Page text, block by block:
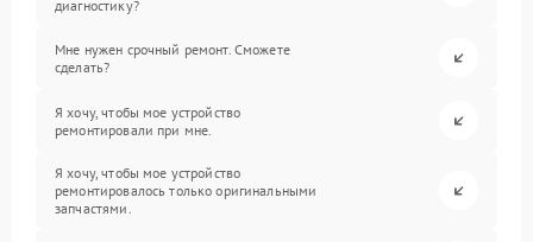
диагностику?
Мне нужен срочный ремонт. Сможете
сделать?
Я хочу, чтобы мое устройство
ремонтировали при мне.
Я хочу, чтобы мое устройство
ремонтировалось только оригинальными
запчастями.